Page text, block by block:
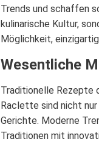
Trends und schaffen
kulinarische Kultur,
Möglichkeit,
Wesentliche
Traditionelle Rezepte
Raclette sind nicht
Gerichte. Moderne
Traditionen mit